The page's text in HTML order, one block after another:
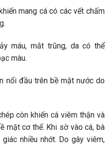
mang cá có các vết chấm
máu, mắt trũng, da có thể
màu.
nổi đầu trên bề mặt nước do
còn khiến cá viêm thận và
mặt cơ thể. Khi sờ vào cá, bà
nhiều nhớt. Do gây viêm,